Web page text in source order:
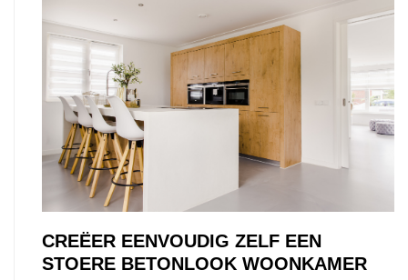
CREËER EENVOUDIG ZELF EEN
STOERE BETONLOOK WOONKAMER